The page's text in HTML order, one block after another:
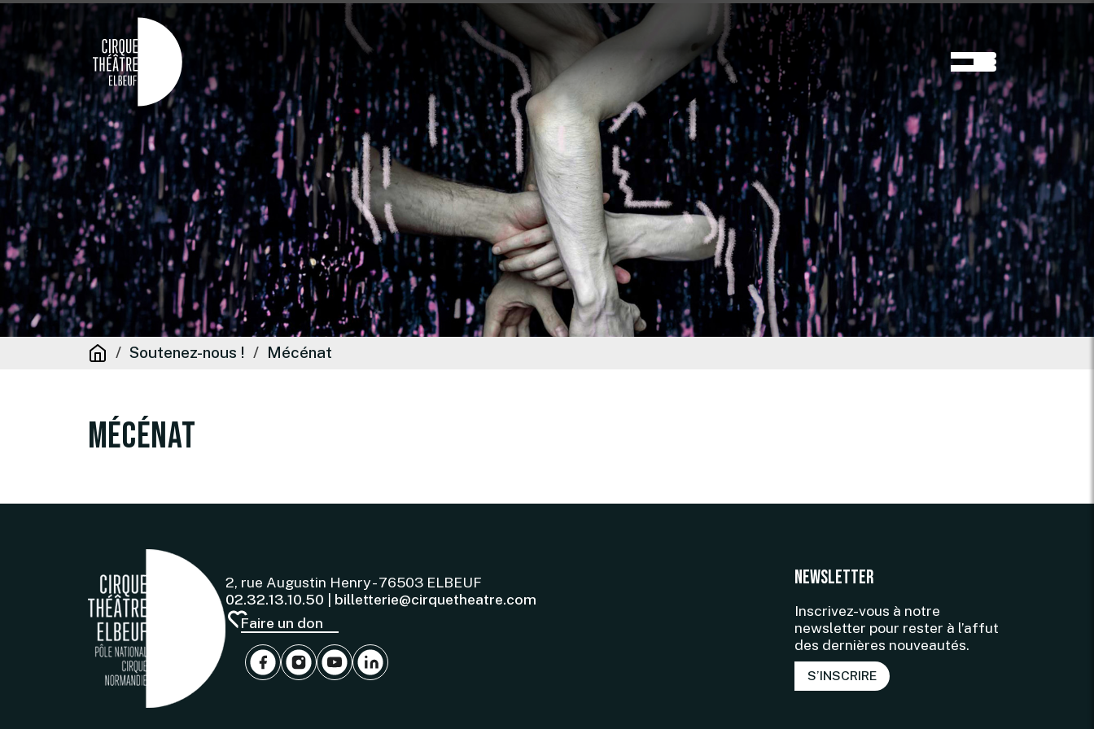
Soutenez-nous ! Mécénat
Mécénat
2, rue Augustin Henry - 76503 ELBEUF
02.32.13.10.50 | billetterie@cirquetheatre.com
Faire un don
Newsletter
Inscrivez-vous à notre
newsletter pour rester à l’affut
des dernières nouveautés.
S’INSCRIRE